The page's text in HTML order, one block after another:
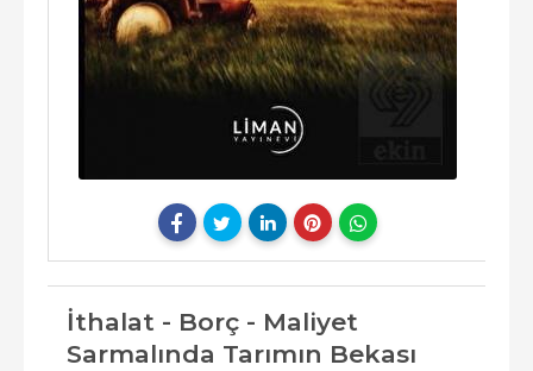
İthalat - Borç - Maliyet
Sarmalında Tarımın Bekası